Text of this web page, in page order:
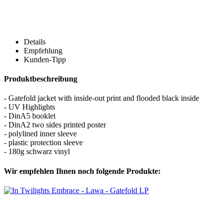
Details
Empfehlung
Kunden-Tipp
Produktbeschreibung
- Gatefold jacket with inside-out print and flooded black inside
- UV Highlights
- DinA5 booklet
- DinA2 two sides printed poster
- polylined inner sleeve
- plastic protection sleeve
- 180g schwarz vinyl
Wir empfehlen Ihnen noch folgende Produkte: